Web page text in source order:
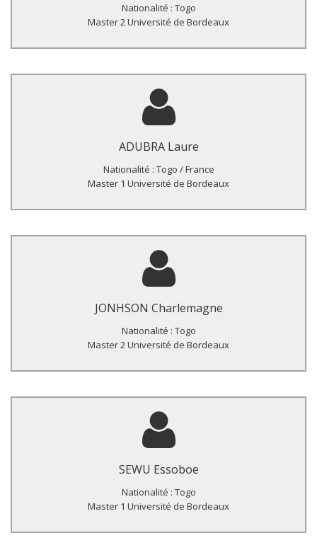
Nationalité : Togo
Master 2 Université de Bordeaux
ADUBRA Laure
Nationalité : Togo / France
Master 1 Université de Bordeaux
Titre du Master :
Difficultés opérationnelles de la mise en place d’une étude en
milieu hospitalier : « prévalence de la co-affection VIH et cancer
en population hospitalière à Lomé, Togo.
JONHSON Charlemagne
Nationalité : Togo
Master 2 Université de Bordeaux
Titre du Master :
Prévalence de la résistance du virus de l’hépatite B à la
lamivudine et ses facteurs associés chez les patients co-
infectés VIH/VHB sous antirétroviraux à Lomé.
SEWU Essoboe
Nationalité : Togo
Master 1 Université de Bordeaux
Titre du Master :
Prévalence du VIH chez les Hommes ayant des rapports
sexuels avec d’autres, hommes et ses facteurs associés au
Togo en 2015.